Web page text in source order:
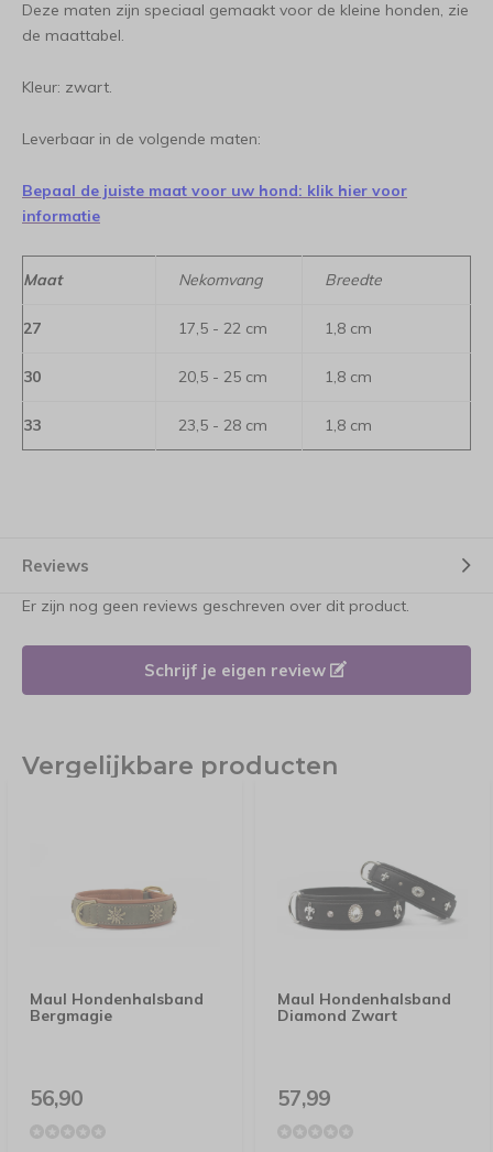
Deze maten zijn speciaal gemaakt voor de kleine honden, zie
de maattabel.
Kleur: zwart.
Leverbaar in de volgende maten:
Bepaal de juiste maat voor uw hond: klik hier voor
informatie
Maat Nekomvang Breedte
27 17,5 - 22 cm 1,8 cm
30 20,5 - 25 cm 1,8 cm
33 23,5 - 28 cm 1,8 cm
Reviews
Er zijn nog geen reviews geschreven over dit product.
Schrijf je eigen review
Vergelijkbare producten
Maul Hondenhalsband
Bergmagie
56,90
Maul Hondenhalsband
Diamond Zwart
57,99